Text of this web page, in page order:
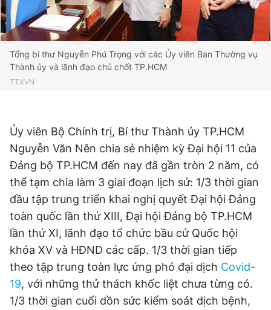
Tổng biên tập: Nguyễn Ngọc Toàn
Phó tổng biên tập thường trực: Hải Thành
Phó tổng biên tập: Lâm Hiếu Dũng
Phó tổng biên tập: Trần Việt Hưng
Tổng thư ký tòa soạn: Đức Trung
Giấy phép xuất bản số 110/GP - BTTTT cấp ngày 24.3.2020
© 2003-2026 Bản quyền thuộc về Báo Thanh Niên. Cấm sao
Tổng bí thư Nguyễn Phú Trọng với các Ủy viên Ban Thường vụ
Thành ủy và lãnh đạo chủ chốt TP.HCM
TTXVN
Ủy viên Bộ Chính trị, Bí thư Thành ủy TP.HCM
Nguyễn Văn Nên chia sẻ nhiệm kỳ Đại hội 11 của
Đảng bộ TP.HCM đến nay đã gần tròn 2 năm, có
thể tạm chia làm 3 giai đoạn lịch sử: 1/3 thời gian
đầu tập trung triển khai nghị quyết Đại hội Đảng
toàn quốc lần thứ XIII, Đại hội Đảng bộ TP.HCM
lần thứ XI, lãnh đạo tổ chức bầu cử Quốc hội
khóa XV và HĐND các cấp. 1/3 thời gian tiếp
theo tập trung toàn lực ứng phó đại dịch Covid-
19, với những thử thách khốc liệt chưa từng có.
1/3 thời gian cuối dồn sức kiểm soát dịch bệnh,